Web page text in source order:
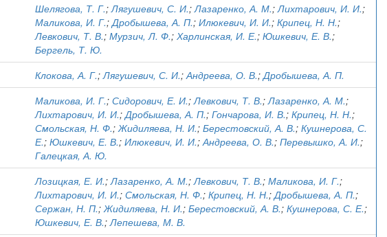
Шелягова, Т. Г.;Лягушевич, С. И.;Лазаренко, А. М.;Лихтарович, И. И.;
Маликова, И. Г.;Дробышева, А. П.; Илюкевич, И. И.; Крипец, Н. Н.;
Левкович, Т. В.; Мурзич, Л. Ф.; Харлинская, И. Е.; Юшкевич, Е. В.;
Бергель, Т. Ю.
Клокова, А. Г.;Лягушевич, С. И.;Андреева, О. В.;Дробышева, А. П.
Маликова, И. Г.; Сидорович, Е. И.;Левкович, Т. В.;Лазаренко, А. М.;
Лихтарович, И. И.;Дробышева, А. П.; Гончарова, И. В.; Крипец, Н. Н.;
Смольская, Н. Ф.;Жидиляева, Н. И.; Берестовский, А. В.; Кушнерова, С.
Е.; Юшкевич, Е. В.; Илюкевич, И. И.;Андреева, О. В.; Перевышко, А. И.;
Галецкая, А. Ю.
Лозицкая, Е. И.;Лазаренко, А. М.;Левкович, Т. В.; Маликова, И. Г.;
Лихтарович, И. И.; Смольская, Н. Ф.; Крипец, Н. Н.;Дробышева, А. П.;
Сержан, Н. П.;Жидиляева, Н. И.; Берестовский, А. В.; Кушнерова, С. Е.;
Юшкевич, Е. В.;Лепешева, М. В.